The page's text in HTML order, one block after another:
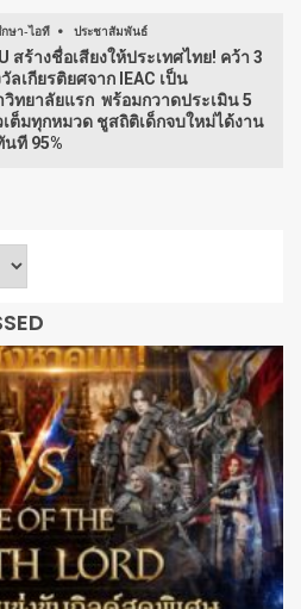
กษา-ไอที ประชาสัมพันธ์
สร้างชื่อเสียงให้ประเทศไทย! คว้า 3
ลเกียรติยศจาก IEAC เป็น
วิทยาลัยแรก พร้อมกวาดประเมิน 5
เต็มทุกหมวด ชูสถิติเด็กจบใหม่ได้งาน
ที 95%